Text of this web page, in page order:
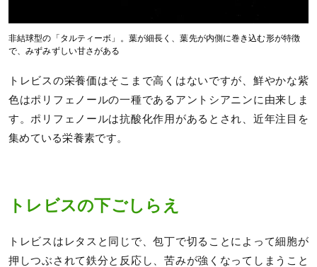
非結球型の「タルティーボ」。葉が細長く、葉先が内側に巻き込む形が特徴
で、みずみずしい甘さがある
トレビスの栄養価はそこまで高くはないですが、鮮やかな紫
色はポリフェノールの一種であるアントシアニンに由来しま
す。ポリフェノールは抗酸化作用があるとされ、近年注目を
集めている栄養素です。
トレビスの下ごしらえ
トレビスはレタスと同じで、包丁で切ることによって細胞が
押しつぶされて鉄分と反応し、苦みが強くなってしまうこと